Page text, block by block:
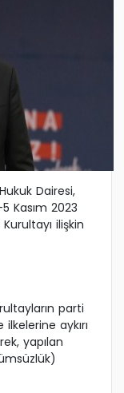
Dairesi,
Kasım 2023
ilişkin
parti
aykırı
yapılan